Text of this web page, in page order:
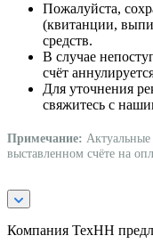
Пожалуйста,
(квитанции,
средств.
В случае
счёт
Для уточнения
свяжитесь с
Примечание:
выставленном счёте на
Компания ТехНН